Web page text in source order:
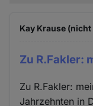
Kay Krause
Zu R.Fakler:
Zu R.Fakler:
Jahrzehnten in